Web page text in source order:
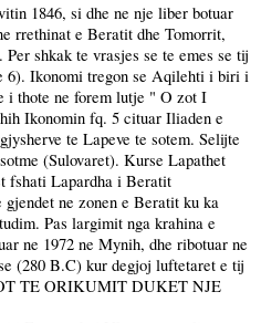
1846, si dhe ne nje liber botuar
rrethinat e Beratit dhe Tomorrit,
shkak te vrasjes se te emes se tij
6). Ikonomi tregon se Aqilehti i biri i
i thote ne forem lutje " O zot I
Ikonomin fq. 5 cituar Iliaden e
te Lapeve te sotem. Selijte
(Sulovaret). Kurse Lapathet
fshati Lapardha i Beratit
ne zonen e Beratit ku ka
Pas largimit nga krahina e
ne 1972 ne Mynih, dhe ribotuar ne
(280 B.C) kur degjoj luftetaret e tij
TE ORIKUMIT DUKET NJE